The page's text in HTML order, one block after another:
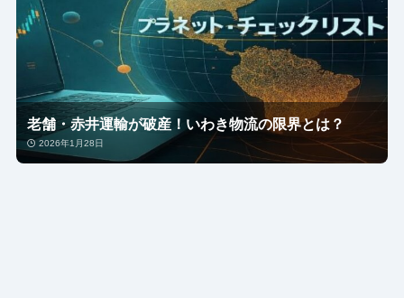
老舗・赤井運輸が破産！いわき物流の限界とは？
2026年1月28日